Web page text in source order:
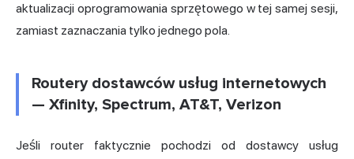
aktualizacji oprogramowania sprzętowego w tej samej sesji,
zamiast zaznaczania tylko jednego pola.
Routery dostawców usług internetowych
— Xfinity, Spectrum, AT&T, Verizon
Jeśli router faktycznie pochodzi od dostawcy usług